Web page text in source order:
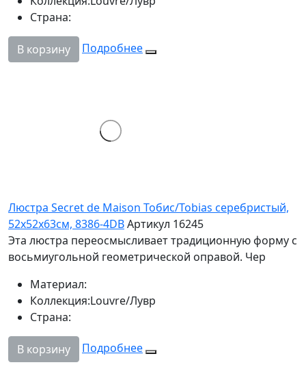
Страна:
В корзину Подробнее
Люстра Secret de Maison Тобис/Tobias серебристый,
52х52х63см, 8386-4DBАртикул 16245
Эта люстра переосмысливает традиционную форму с
восьмиугольной геометрической оправой. Чер
Материал:
Коллекция:Louvre/Лувр
Страна:
В корзину Подробнее